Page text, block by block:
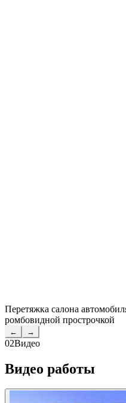
Перетяжка салона
ромбовидной прострочкой
← →
02Видео
Видео работы